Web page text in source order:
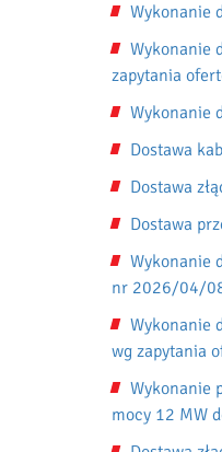
Wykonanie
Wykonanie
zapytania
Wykonanie
Dostawa
Dostawa
Dostawa
Wykonanie
nr 2026/04/
Wykonanie
wg zapytania
Wykonanie
mocy 12 MW